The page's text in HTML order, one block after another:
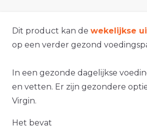
Dit product kan de wekelijkse
op een verder gezond
In een gezonde dagelijkse
en vetten. Er zijn gezondere
Virgin.
Het bevat